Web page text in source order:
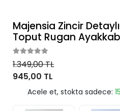
Majensia Zincir
Toput Rugan
1.349,00 TL
945,00 TL
Acele et, stokta sadece: 15